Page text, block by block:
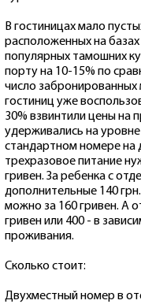
В гостиницах мало
расположенных на
популярных тамошних
порту на 10-15% по
число забронированных
гостиниц уже
30% взвинтили цены на
удерживались на
стандартном номере на
трехразовое питание
гривен. За ребенка с
дополнительные 140
можно за 160 гривен. А
гривен или 400 - в
проживания.
Сколько стоит:
Двухместный номер в